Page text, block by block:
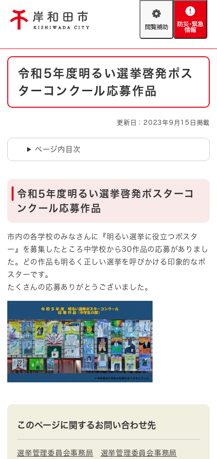
閲
助
防
緊
情
やさしい日本語
防災・緊急情報 救急・消防
ハザードマップ AED設置箇所
本
令和5年度明るい選挙啓発ポス
ターコンクール応募作品
更新日：2023年9月15日掲載
ページ内目次
令和5年度明るい選挙啓発ポスターコ
ンクール応募作品
市内の各学校のみなさんに『明るい選挙に役立つポスタ
ー』を募集したところ中学校から30作品の応募がありまし
た。どの作品も明るく正しい選挙を呼びかける印象的なポ
スターです。
たくさんの応募ありがとうございました。
このページに関するお問い合わせ先
選挙管理委員会事務局 選挙管理委員会事務局